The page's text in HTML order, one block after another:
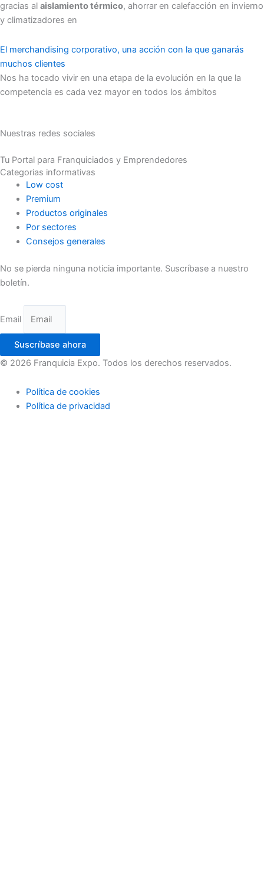
gracias al aislamiento térmico, ahorrar en calefacción en invierno
y climatizadores en
El merchandising corporativo, una acción con la que ganarás
muchos clientes
Nos ha tocado vivir en una etapa de la evolución en la que la
competencia es cada vez mayor en todos los ámbitos
Nuestras redes sociales
Tu Portal para Franquiciados y Emprendedores
Categorias informativas
Low cost
Premium
Productos originales
Por sectores
Consejos generales
No se pierda ninguna noticia importante. Suscríbase a nuestro
boletín.
Email
Suscríbase ahora
© 2026 Franquicia Expo. Todos los derechos reservados.
Política de cookies
Política de privacidad